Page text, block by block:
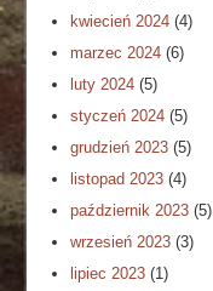
kwiecień 2024 (4)
marzec 2024 (6)
luty 2024 (5)
styczeń 2024 (5)
grudzień 2023 (5)
listopad 2023 (4)
październik 2023 (5)
wrzesień 2023 (3)
lipiec 2023 (1)